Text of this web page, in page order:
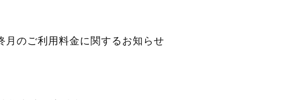
月のご利用料金に関するお知らせ